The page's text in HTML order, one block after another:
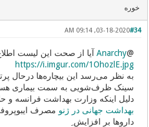
خوره
#34
03-18-2020, 09:14 AM
@
Anarchy آیا از صحت این لیست
https://i.imgur.com/1OhozlE.jpg
به نظر می‌رسد این بیچاره‌ها درحال
سینک ظرف‌شویی به سمت بیماری
دلیل اینکه وزارت بهداشت فرانسه و
بهداشت جهانی در ژنو مصرف
داروها بر افزایش ِ